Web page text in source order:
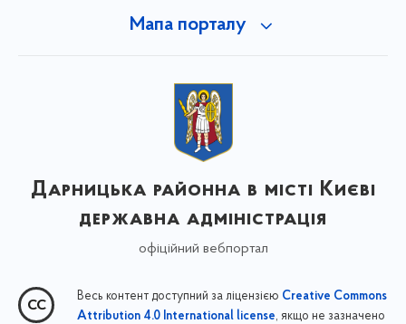
Мапа порталу
Дарницька районна в місті Києві
державна адміністрація
офіційний вебпортал
Весь контент доступний за ліцензією Creative Commons
Attribution 4.0 International license, якщо не зазначено